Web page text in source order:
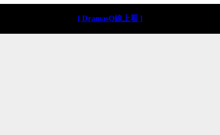
[ DramasQ線上看 ]